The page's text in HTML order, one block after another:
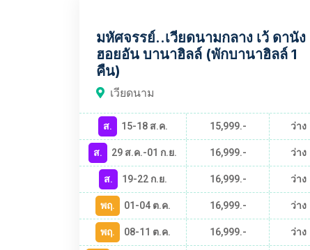
มหัศจรรย์..เวียดนามกลาง เว้ ดานัง
ฮอยอัน บานาฮิลล์ (พักบานาฮิลล์ 1
คืน)
เวียดนาม
ส. 15-18 ส.ค. 15,999.-
ว่าง
ส.
29 ส.ค.-01 ก.ย. 16,999.-
ว่าง
ส.
19-22 ก.ย. 16,999.-
ว่าง
พฤ.
01-04 ต.ค. 16,999.-
ว่าง
พฤ.
08-11 ต.ค. 16,999.-
ว่าง